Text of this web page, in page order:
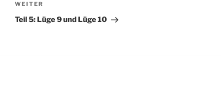
Nächster
Beitrag
WEITER
Teil 5: Lüge 9 und Lüge 10